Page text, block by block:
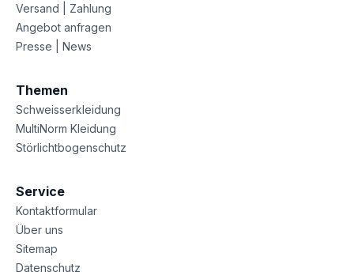
Versand | Zahlung
Angebot anfragen
Presse | News
Themen
Schweisserkleidung
MultiNorm Kleidung
Störlichtbogenschutz
Service
Kontaktformular
Über uns
Sitemap
Datenschutz